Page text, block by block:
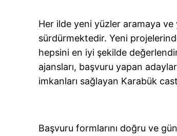
Her ilde yeni yüzler aramaya ve
sürdürmektedir. Yeni
hepsini en iyi şekilde
ajansları, başvuru yapan
imkanları sağlayan Karabük
Başvuru formlarını doğru ve